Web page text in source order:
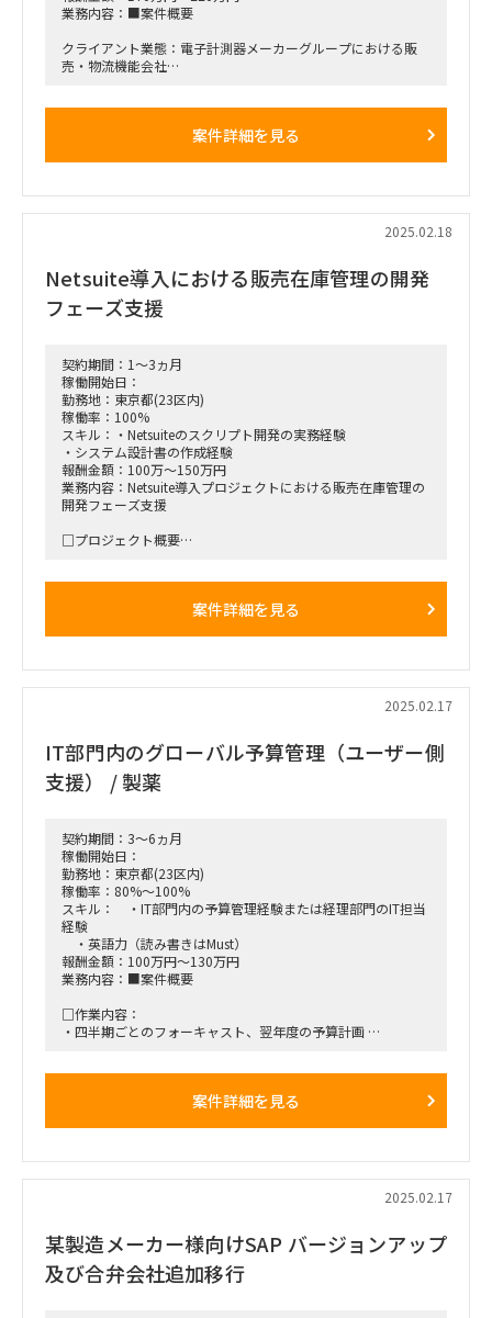
業務内容：■案件概要
クライアント業態：電子計測器メーカーグループにおける販
売・物流機能会社
■働き方/勤務場所：クライアント先（※神奈川県横浜市）へ
■開始時期：2025年3月 or 4月ごろ
案件詳細を見る
2025.02.18
Netsuite導入における販売在庫管理の開発
フェーズ支援
契約期間：1～3ヵ月
稼働開始日：
勤務地：東京都(23区内)
稼働率：100%
スキル：・Netsuiteのスクリプト開発の実務経験
・システム設計書の作成経験
報酬金額：100万～150万円
業務内容：Netsuite導入プロジェクトにおける販売在庫管理の
開発フェーズ支援
□プロジェクト概要
案件詳細を見る
2025.02.17
IT部門内のグローバル予算管理（ユーザー側
支援） / 製薬
契約期間：3～6ヵ月
稼働開始日：
勤務地：東京都(23区内)
稼働率：80%～100%
スキル： ・IT部門内の予算管理経験または経理部門のIT担当
経験
・英語力（読み書きはMust）
報酬金額：100万円～130万円
業務内容：■案件概要
□作業内容：
・四半期ごとのフォーキャスト、翌年度の予算計画
案件詳細を見る
2025.02.17
某製造メーカー様向けSAP バージョンアップ
及び合弁会社追加移行